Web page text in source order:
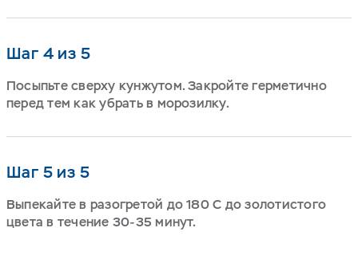
Шаг 4 из 5
Посыпьте сверху кунжутом. Закройте герметично
перед тем как убрать в морозилку.
Шаг 5 из 5
Выпекайте в разогретой до 180 С до золотистого
цвета в течение 30-35 минут.